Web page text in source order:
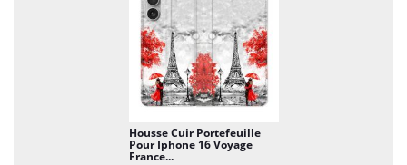
Housse Cuir Portefeuille
Pour Iphone 16 Voyage
France...